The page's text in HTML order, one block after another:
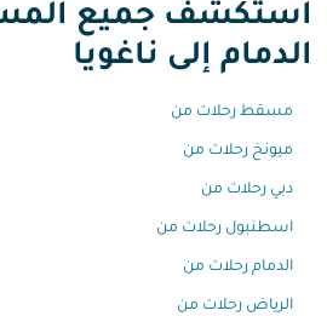
استكشف جميع
الدمام إلى ناغويا
مسقط رحلات من
ميونخ رحلات من
دبي رحلات من
اسطنبول رحلات من
الدمام رحلات من
الرياض رحلات من